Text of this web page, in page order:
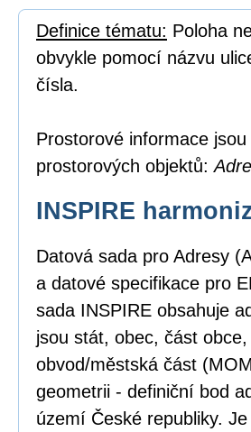
Definice tématu: Poloha
obvykle pomocí názvu
čísla.
Prostorové informace
prostorových objektů:
INSPIRE
Datová sada pro Adresy
a datové specifikace pro
sada INSPIRE obsahuje
jsou stát, obec, část
obvod/městská část
geometrii - definiční bod
území České republiky.